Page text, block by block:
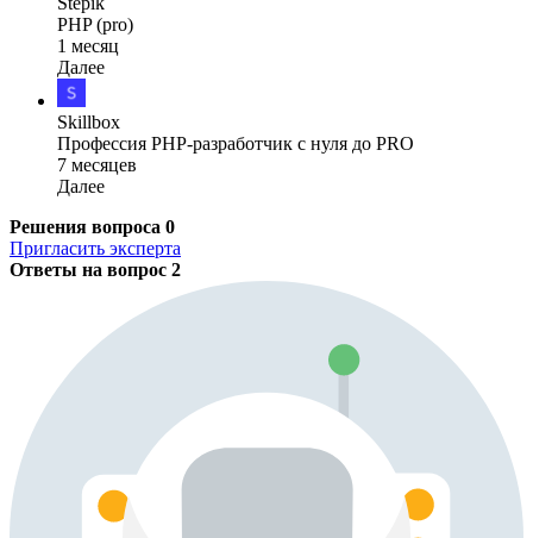
PHP (pro)
1 месяц
Далее
Skillbox
Профессия PHP-разработчик с нуля до PRO
7 месяцев
Далее
Решения вопроса 0
Пригласить эксперта
Ответы на вопрос 2